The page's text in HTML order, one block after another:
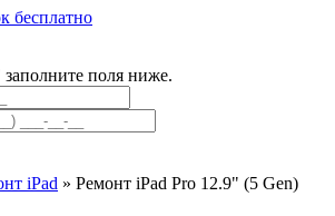
бесплатно
заполните поля ниже.
iPad » Ремонт iPad Pro 12.9" (5 Gen)